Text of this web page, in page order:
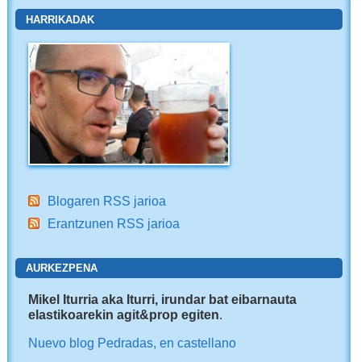
HARRIKADAK
Blogaren RSS jarioa
Erantzunen RSS jarioa
AURKEZPENA
Mikel Iturria aka Iturri, irundar bat eibarnauta
elastikoarekin agit&prop egiten
Nuevo blog Pedradas, en castellano